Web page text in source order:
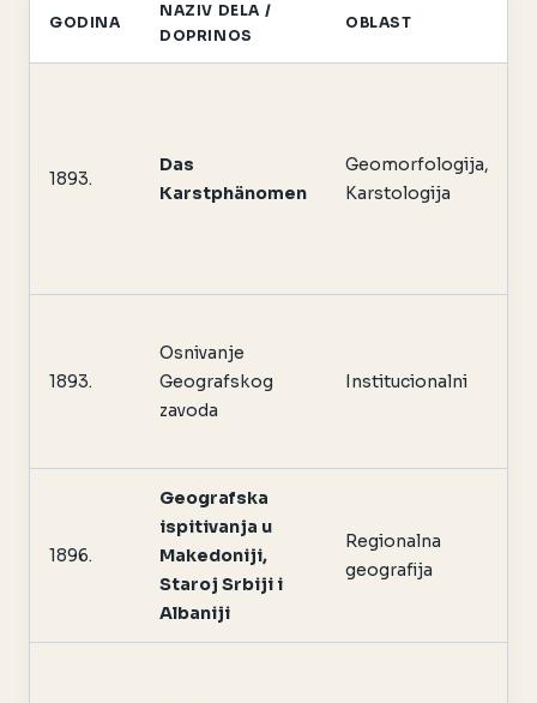
GODINA
NAZIV DELA /
DOPRINOS
OBLAST
1893.
Das
Karstphänomen
Geomorfologija,
Karstologija
1893.
Osnivanje
Geografskog
zavoda
Institucionalni
1896.
Geografska
ispitivanja u
Makedoniji,
Staroj Srbiji i
Albaniji
Regionalna
geografija